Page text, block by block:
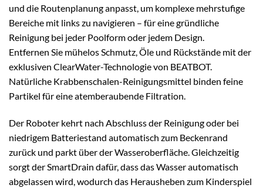
und die Routenplanung anpasst, um komplexe mehrstufige
Bereiche mit links zu navigieren – für eine gründliche
Reinigung bei jeder Poolform oder jedem Design.
Entfernen Sie mühelos Schmutz, Öle und Rückstände mit der
exklusiven ClearWater-Technologie von BEATBOT.
Natürliche Krabbenschalen-Reinigungsmittel binden feine
Partikel für eine atemberaubende Filtration.
Der Roboter kehrt nach Abschluss der Reinigung oder bei
niedrigem Batteriestand automatisch zum Beckenrand
zurück und parkt über der Wasseroberfläche. Gleichzeitig
sorgt der SmartDrain dafür, dass das Wasser automatisch
abgelassen wird, wodurch das Herausheben zum Kinderspiel